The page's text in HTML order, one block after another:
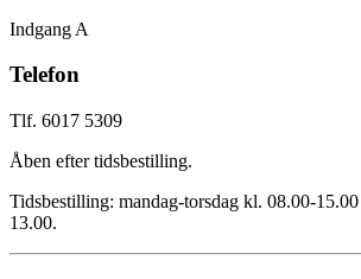
Indgang A
Telefon
Tlf. 6017 5309
Åben efter tidsbestilling.
Tidsbestilling: mandag-torsdag kl. 08.00-
13.00.